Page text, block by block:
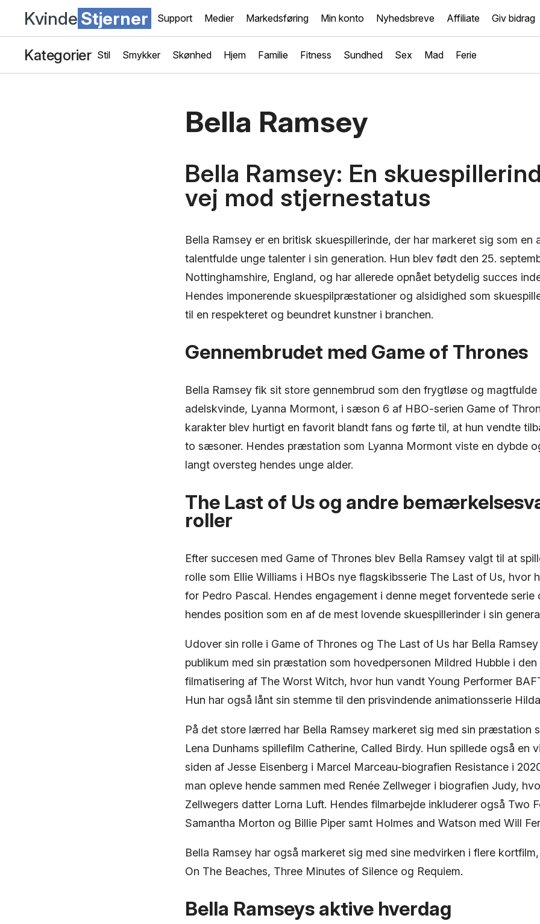
Kvinde Stjerner Support Medier Markedsføring Min konto Nyhedsbreve Affiliate Giv bidrag
Kategorier Stil Smykker Skønhed Hjem Familie Fitness Sundhed Sex Mad Ferie
Bella Ramsey
Bella Ramsey: En
vej mod stjernestatus
Bella Ramsey er en britisk skuespillerinde, der har markeret sig som en
talentfulde unge talenter i sin generation. Hun blev født den 25.
Nottinghamshire, England, og har allerede opnået betydelig succes
Hendes imponerende skuespilpræstationer og alsidighed som
til en respekteret og beundret kunstner i branchen.
Gennembrudet med Game of Thrones
Bella Ramsey fik sit store gennembrud som den frygtløse og magtfulde
adelskvinde, Lyanna Mormont, i sæson 6 af HBO-serien Game of
karakter blev hurtigt en favorit blandt fans og førte til, at hun vendte
to sæsoner. Hendes præstation som Lyanna Mormont viste en dybde
langt oversteg hendes unge alder.
The Last of Us og andre
roller
Efter succesen med Game of Thrones blev Bella Ramsey valgt til at
rolle som Ellie Williams i HBOs nye flagskibsserie The Last of Us, hvor
for Pedro Pascal. Hendes engagement i denne meget forventede serie
hendes position som en af de mest lovende skuespillerinder i sin
Udover sin rolle i Game of Thrones og The Last of Us har Bella
publikum med sin præstation som hovedpersonen Mildred Hubble i den
filmatisering af The Worst Witch, hvor hun vandt Young Performer
Hun har også lånt sin stemme til den prisvindende animationsserie
På det store lærred har Bella Ramsey markeret sig med sin præstation
Lena Dunhams spillefilm Catherine, Called Birdy. Hun spillede også en
siden af Jesse Eisenberg i Marcel Marceau-biografien Resistance i
man opleve hende sammen med Renée Zellweger i biografien Judy,
Zellwegers datter Lorna Luft. Hendes filmarbejde inkluderer også Two
Samantha Morton og Billie Piper samt Holmes and Watson med Will
Bella Ramsey har også markeret sig med sine medvirken i flere
On The Beaches, Three Minutes of Silence og Requiem.
Bella Ramseys aktive hverdag